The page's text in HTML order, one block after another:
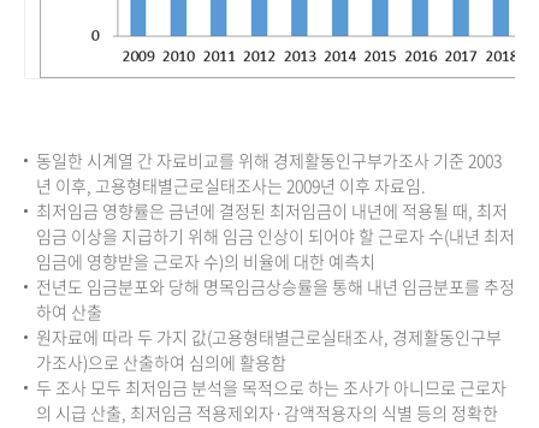
동일한 시계열 간 자료비교를 위해 경제활동인구부가조사 기준 2003
년 이후, 고용형태별근로실태조사는 2009년 이후 자료임.
최저임금 영향률은 금년에 결정된 최저임금이 내년에 적용될 때, 최저
임금 이상을 지급하기 위해 임금 인상이 되어야 할 근로자 수(내년 최저
임금에 영향받을 근로자 수)의 비율에 대한 예측치
전년도 임금분포와 당해 명목임금상승률을 통해 내년 임금분포를 추정
하여 산출
원자료에 따라 두 가지 값(고용형태별근로실태조사, 경제활동인구부
가조사)으로 산출하여 심의에 활용함
두 조사 모두 최저임금 분석을 목적으로 하는 조사가 아니므로 근로자
의 시급 산출, 최저임금 적용제외자·감액적용자의 식별 등의 정확한